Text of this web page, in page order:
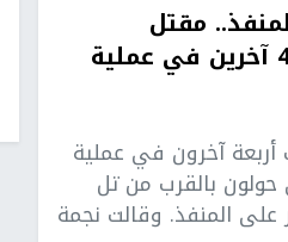
مقتل
إسرائيلية وإصابة 4 آخرين في عملية
أربعة آخرون في عملية
بالقرب من تل
على المنفذ. وقالت نجمة